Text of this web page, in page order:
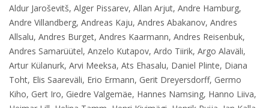
Aldur Jaroševitš, Alger Pissarev, Allan Arjut, Andre Hamburg,
Andre Villandberg, Andreas Kaju, Andres Abakanov, Andres
Allsalu, Andres Burget, Andres Kaarmann, Andres Reisenbuk,
Andres Samarüütel, Anzelo Kutapov, Ardo Tiirik, Argo Alaväli,
Artur Külanurk, Arvi Meeksa, Ats Ehasalu, Daniel Plinte, Diana
Toht, Elis Saareväli, Erio Ermann, Gerit Dreyersdorff, Germo
Kiho, Gert Iro, Giedre Valgemäe, Hannes Namsing, Hanno Liiva,